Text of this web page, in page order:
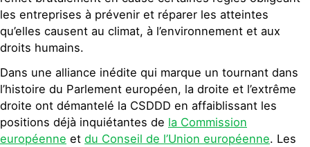
les entreprises à prévenir et réparer les atteintes
qu’elles causent au climat, à l’environnement et aux
droits humains.
Dans une alliance inédite qui marque un tournant dans
l’histoire du Parlement européen, la droite et l’extrême
droite ont démantelé la CSDDD en affaiblissant les
positions déjà inquiétantes de la Commission
européenne et du Conseil de l’Union européenne. Les